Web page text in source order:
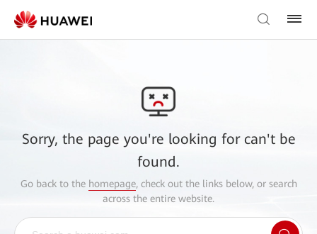
Sorry, the page you're looking for can't be
found.
Go back to the homepage, check out the links below, or search
across the entire website.